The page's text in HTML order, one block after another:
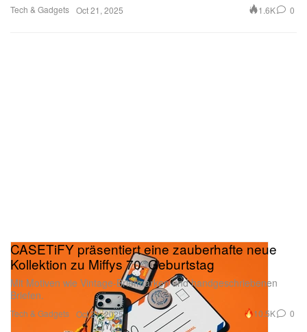
Tech & Gadgets Oct 21, 2025
1.6K 0
Tech & Gadgets
CASETiFY präsentiert eine zauberhafte neue
Kollektion zu Miffys 70. Geburtstag
Mit Motiven wie Vintage-Briefmarken und handgeschriebenen
Briefen.
Oct 21, 2025 10.5K 0